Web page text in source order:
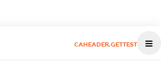
CAHEADER.GETTEST